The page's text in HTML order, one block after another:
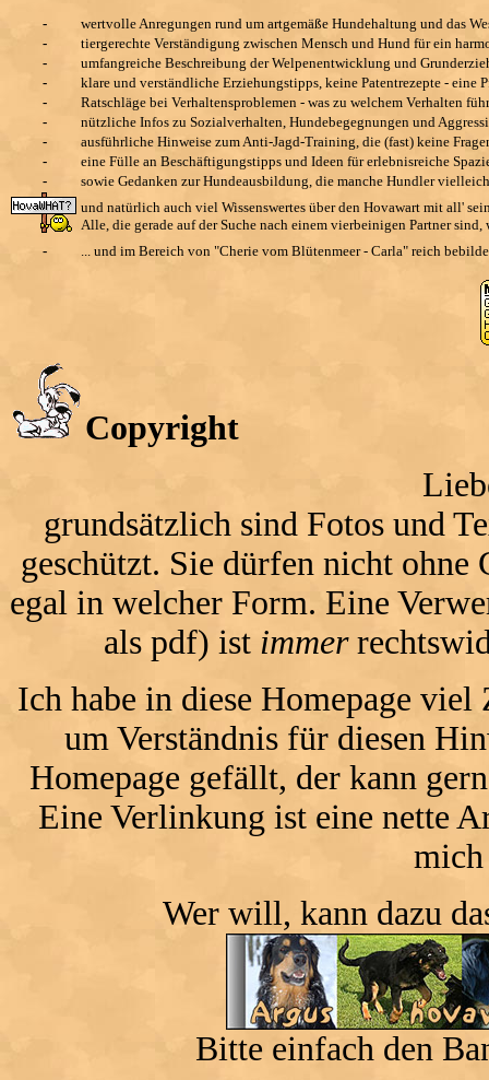
-
wertvolle Anregungen rund um artgemäße Hundehaltung und das
-
tiergerechte Verständigung zwischen Mensch und Hund für ein
-
umfangreiche Beschreibung der Welpenentwicklung und
-
klare und verständliche Erziehungstipps, keine Patentrezepte -
-
Ratschläge bei Verhaltensproblemen - was zu welchem Verhalten
-
nützliche Infos zu Sozialverhalten, Hundebegegnungen und
-
ausführliche Hinweise zum Anti-Jagd-Training, die (fast) keine
-
eine Fülle an Beschäftigungstipps und Ideen für erlebnisreiche
-
sowie Gedanken zur Hundeausbildung, die manche Hundler
und natürlich auch viel Wissenswertes über den Hovawart mit all'
Alle, die gerade auf der Suche nach einem vierbeinigen Partner
-
... und im Bereich von "Cherie vom Blütenmeer - Carla" reich
Copyright
grundsätzlich sind Fotos und
geschützt. Sie dürfen nicht
egal in welcher Form. Eine
als pdf) ist immer
Ich habe in diese Homepage
um Verständnis für diesen
Homepage gefällt, der kann
Eine Verlinkung ist eine nette
mich
Wer will, kann dazu
Bitte einfach den